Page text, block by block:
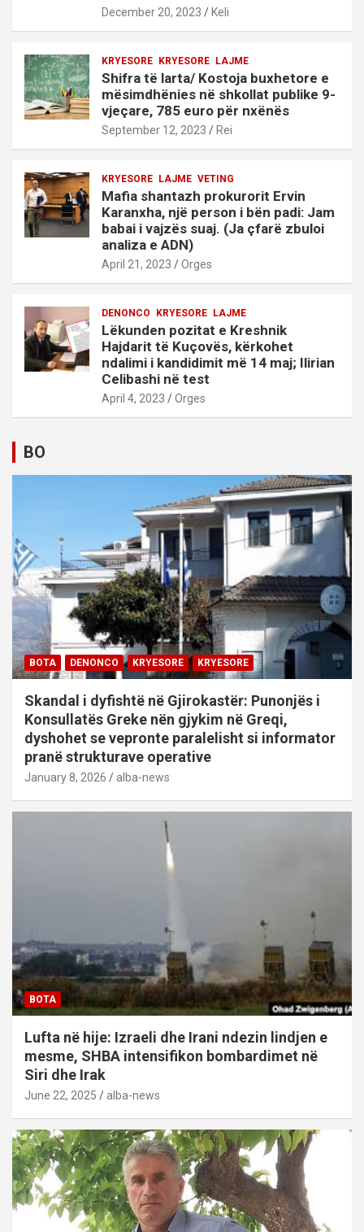
December 20, 2023 Keli
KRYESORE KRYESORE LAJME
Shifra të larta/ Kostoja buxhetore e
mësimdhënies në shkollat publike 9-
vjeçare, 785 euro për nxënës
September 12, 2023 Rei
KRYESORE LAJME VETING
Mafia shantazh prokurorit Ervin
Karanxha, një person i bën padi: Jam
babai i vajzës suaj. (Ja çfarë zbuloi
analiza e ADN)
April 21, 2023 Orges
DENONCO KRYESORE LAJME
Lëkunden pozitat e Kreshnik
Hajdarit të Kuçovës, kërkohet
ndalimi i kandidimit më 14 maj; Ilirian
Celibashi në test
April 4, 2023 Orges
BO
BOTA DENONCO KRYESORE KRYESORE
Skandal i dyfishtë në Gjirokastër: Punonjës i
Konsullatës Greke nën gjykim në Greqi,
dyshohet se vepronte paralelisht si informator
pranë strukturave operative
January 8, 2026 alba-news
BOTA
Lufta në hije: Izraeli dhe Irani ndezin lindjen e
mesme, SHBA intensifikon bombardimet në
Siri dhe Irak
June 22, 2025 alba-news